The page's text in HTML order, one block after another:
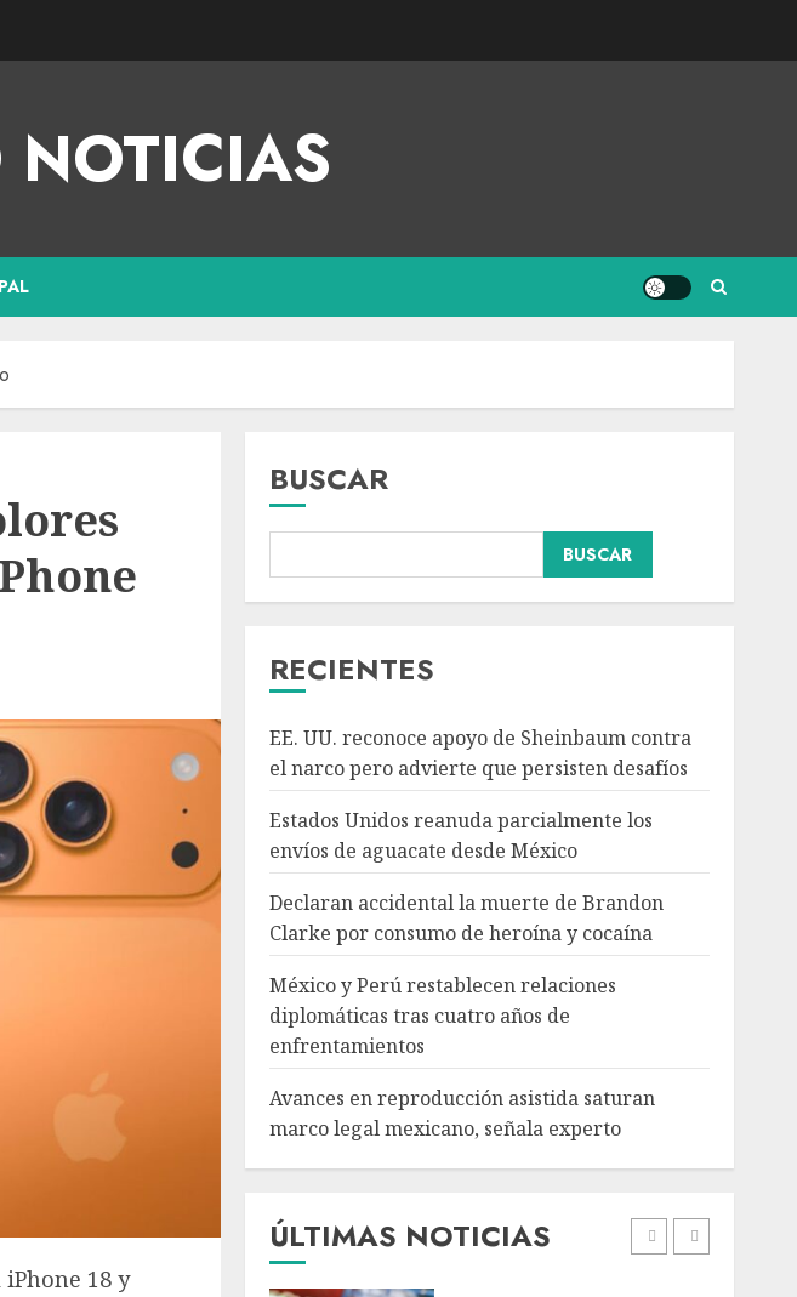
NOTICIAS
18 y
BUSCAR
BUSCAR
RECIENTES
EE. UU. reconoce apoyo de Sheinbaum contra
el narco pero advierte que persisten desafíos
Estados Unidos reanuda parcialmente los
envíos de aguacate desde México
Declaran accidental la muerte de Brandon
Clarke por consumo de heroína y cocaína
México y Perú restablecen relaciones
diplomáticas tras cuatro años de
enfrentamientos
Avances en reproducción asistida saturan
marco legal mexicano, señala experto
ÚLTIMAS NOTICIAS
3
Declaran accidental la
4
México y Perú
restablecen relaciones
años de enfrentamientos
AGOSTO 8, 2026
5
Avances en reproducción
legal mexicano, señala
experto
1
EE. UU. reconoce apoyo
AGOSTO 8, 2026